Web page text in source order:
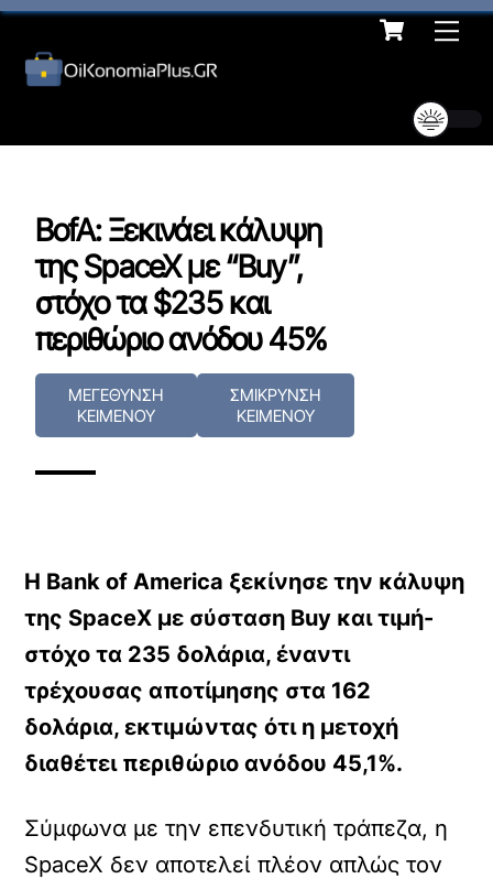
Skip
content
Cart
BofA: Ξεκινάει κάλυψη
της SpaceX με “Buy”,
στόχο τα $235 και
περιθώριο ανόδου 45%
ΜΕΓΕΘΥΝΣΗ
ΚΕΙΜΕΝΟΥ
ΣΜΙΚΡΥΝΣΗ
ΚΕΙΜΕΝΟΥ
Η Bank of America ξεκίνησε την κάλυψη
της SpaceX με σύσταση Buy και τιμή-
στόχο τα 235 δολάρια, έναντι
τρέχουσας αποτίμησης στα 162
δολάρια, εκτιμώντας ότι η μετοχή
διαθέτει περιθώριο ανόδου 45,1%.
Σύμφωνα με την επενδυτική τράπεζα, η
SpaceX δεν αποτελεί πλέον απλώς τον